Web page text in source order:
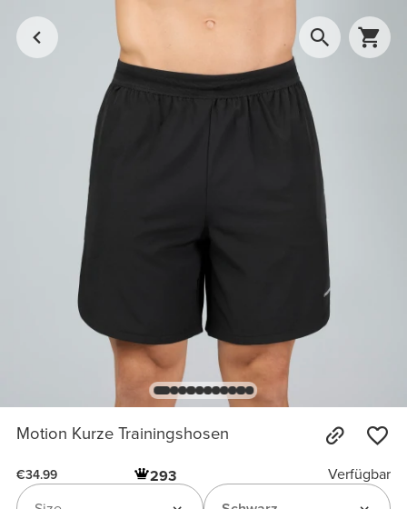
Motion Kurze Trainingshosen
€34.99 293
Verfügbar